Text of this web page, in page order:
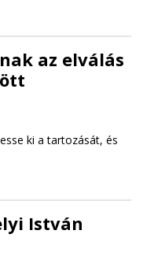
az elválás
ki a tartozását, és
István